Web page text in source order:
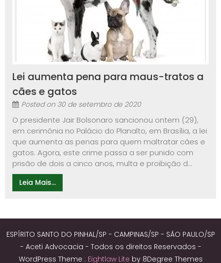
Lei aumenta pena para maus-tratos a
cães e gatos
Posted on 30 de setembro de 2020
O presidente Jair Bolsonaro sancionou ontem (29),
em cerimônia no Palácio do Planalto, em Brasília, a lei
que aumenta as penas para quem maltratar cães e
gatos. Agora, este crime passa a ser punido com
prisão de dois a cinco anos, multa e proibição d...
Leia Mais...
ESPÍRITO SANTO DO PINHAL/SP - CAMPINAS/SP - SÃO PAULO/SP
- Aceti Advocacia - Todos os direitos Reservados -
WordPress Theme : Eightlaw Lite by 8Degree Themes